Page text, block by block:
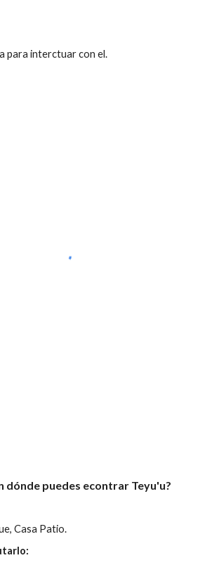
para interctuar con el.
dónde puedes econtrar Teyu'u?
Casa Patio.